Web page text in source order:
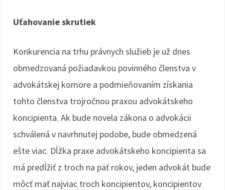
Uťahovanie skrutiek
Konkurencia na trhu právnych služieb je už dnes
obmedzovaná požiadavkou povinného členstva v
advokátskej komore a podmieňovaním získania
tohto členstva trojročnou praxou advokátskeho
koncipienta. Ak bude novela zákona o advokácii
schválená v navrhnutej podobe, bude obmedzená
ešte viac. Dĺžka praxe advokátskeho koncipienta sa
má predĺžiť z troch na päť rokov, jeden advokát bude
môcť mať najviac troch koncipientov, koncipientov